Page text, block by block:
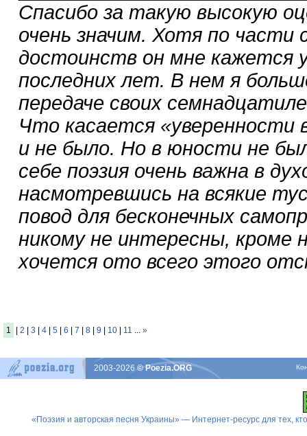
Спасибо за такую высокую
очень значим. Хотя по
достоинств он мне кажется
последних лет. В нем я
передаче своих
Что касается «уверенности
и не было. Но в юности не
себе поэзия очень важна в
насмотревшись на всякие
повод для бесконечных
никому не интересны, кроме
хочется ото всего этого
1 2 3 4 5 6 7 8 9 10 11 ... »
2003-2026© Poezia.ORG
«Поэзия и авторская песня Украины» — Интернет-ресурс для тех,